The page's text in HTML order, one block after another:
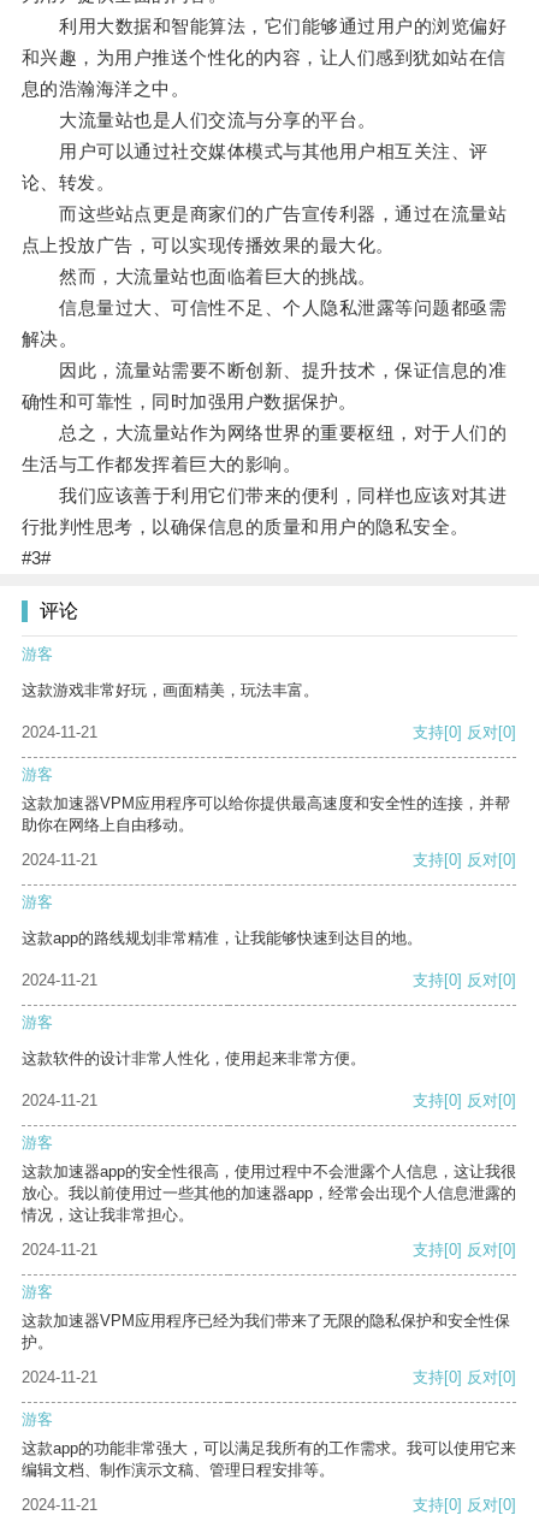
利用大数据和智能算法，它们能够通过用户的浏览偏好
和兴趣，为用户推送个性化的内容，让人们感到犹如站在信
息的浩瀚海洋之中。
大流量站也是人们交流与分享的平台。
用户可以通过社交媒体模式与其他用户相互关注、评
论、转发。
而这些站点更是商家们的广告宣传利器，通过在流量站
点上投放广告，可以实现传播效果的最大化。
然而，大流量站也面临着巨大的挑战。
信息量过大、可信性不足、个人隐私泄露等问题都亟需
解决。
因此，流量站需要不断创新、提升技术，保证信息的准
确性和可靠性，同时加强用户数据保护。
总之，大流量站作为网络世界的重要枢纽，对于人们的
生活与工作都发挥着巨大的影响。
我们应该善于利用它们带来的便利，同样也应该对其进
行批判性思考，以确保信息的质量和用户的隐私安全。
#3#
评论
游客
这款游戏非常好玩，画面精美，玩法丰富。
2024-11-21 支持[0] 反对[0]
游客
这款加速器VPM应用程序可以给你提供最高速度和安全性的连接，并帮
助你在网络上自由移动。
2024-11-21
支持[0] 反对[0]
游客
这款app的路线规划非常精准，让我能够快速到达目的地。
2024-11-21 支持[0] 反对[0]
游客
这款软件的设计非常人性化，使用起来非常方便。
2024-11-21 支持[0] 反对[0]
游客
这款加速器app的安全性很高，使用过程中不会泄露个人信息，这让我很
放心。我以前使用过一些其他的加速器app，经常会出现个人信息泄露的
情况，这让我非常担心。
2024-11-21
支持[0] 反对[0]
游客
这款加速器VPM应用程序已经为我们带来了无限的隐私保护和安全性保
护。
2024-11-21
支持[0] 反对[0]
游客
这款app的功能非常强大，可以满足我所有的工作需求。我可以使用它来
编辑文档、制作演示文稿、管理日程安排等。
2024-11-21
支持[0] 反对[0]